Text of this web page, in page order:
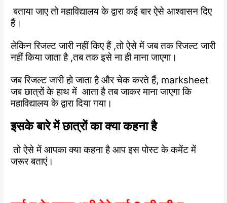
बताया जाए तो महाविद्यालय के द्वारा कई बार ऐसे आश्वासन दिए
हैं।
लेकिन रिजल्ट जारी नहीं किए हैं ,तो ऐसे में जब तक रिजल्ट जारी
नहीं किया जाता है ,तब तक इसे ना ही माना जाएगा।
जब रिजल्ट जारी हो जाता है और चेक करते हैं, marksheet
जब छात्रों के हाथ में आता है तब जाकर माना जाएगा कि
महाविद्यालय के द्वारा दिया गया।
इसके बारे में छात्रों का क्या कहना है
तो ऐसे में आपका क्या कहना है आप इस पोस्ट के कमेंट में
जरूर बताएं।